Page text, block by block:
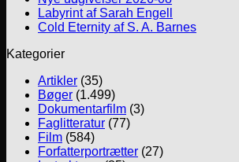
Labyrint af Sarah Engell
Cold Eternity af S. A. Barnes
Kategorier
Artikler (35)
Bøger (1.499)
Dokumentarfilm (3)
Faglitteratur (77)
Film (584)
Forfatterportrætter (27)